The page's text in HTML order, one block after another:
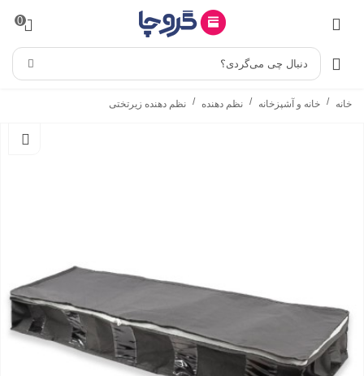
0
دنبال چی می‌گردی؟
خانه / خانه و آشپزخانه / نظم دهنده / نظم دهنده زیرتختی